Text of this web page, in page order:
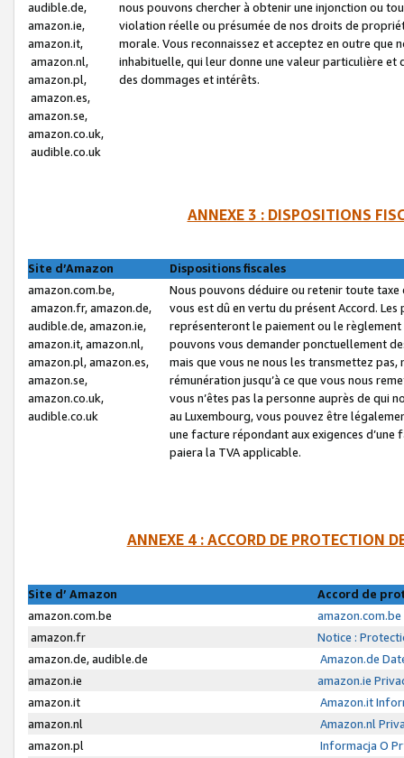
audible.de,
amazon.ie,
amazon.it,
amazon.nl,
amazon.pl,
amazon.es,
amazon.se,
amazon.co.uk,
audible.co.uk
nous pouvons chercher à obtenir une injonction ou
violation réelle ou présumée de nos droits de
morale. Vous reconnaissez et acceptez en outre que
inhabituelle, qui leur donne une valeur particulière
des dommages et intérêts.
ANNEXE 3 : DISPOSITIONS
Site d’Amazon
Dispositions fiscales
amazon.com.be,
amazon.fr, amazon.de,
audible.de, amazon.ie,
amazon.it, amazon.nl,
amazon.pl, amazon.es,
amazon.se,
amazon.co.uk,
audible.co.uk
Nous pouvons déduire ou retenir toute
vous est dû en vertu du présent Accord.
représenteront le paiement ou le
pouvons vous demander ponctuellement
mais que vous ne nous les transmettez
rémunération jusqu’à ce que vous nous
vous n’êtes pas la personne auprès de qui
au Luxembourg, vous pouvez être
une facture répondant aux exigences
paiera la TVA applicable.
ANNEXE 4 : ACCORD DE PROTECTION
Site d’ Amazon
Accord de
amazon.com.be
amazon.fr
Notice :
amazon.de, audible.de
Amazon.de
amazon.ie
amazon.ie
amazon.it
Amazon.it
amazon.nl
Amazon.nl
amazon.pl
Informacja O